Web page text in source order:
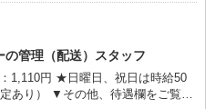
の管理（配送）スタッフ
曜日、祝日は時給50
あり） ▼その他、待遇欄をご覧く